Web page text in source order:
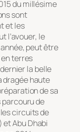
du millésime
sont
et les
l’avouer, le
peut être
terres
la belle
dragée haute
de sa
parcouru de
circuits de
Abu Dhabi